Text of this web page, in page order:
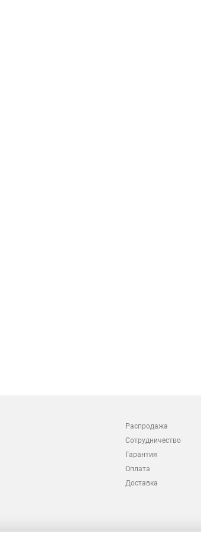
Распродажа
Сотрудничество
Гарантия
Оплата
Доставка